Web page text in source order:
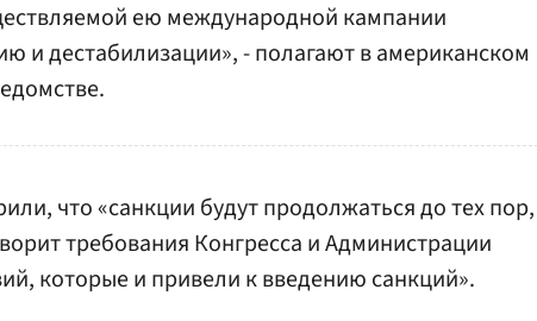
ею международной кампании
и дестабилизации», - полагают в американском
что «санкции будут продолжаться до тех пор,
требования Конгресса и Администрации
которые и привели к введению санкций».